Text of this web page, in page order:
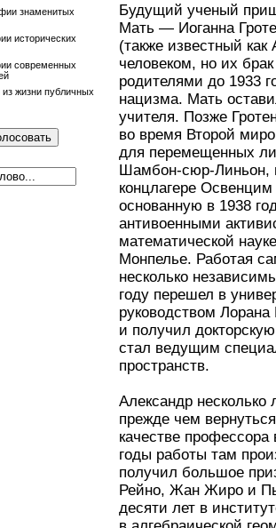
знаменитых
исторических
современных
жизни публичных
Будущий ученый
Мать — Иоганна
(также известный
человеком, но их
родителями до 1933
нацизма. Мать
учителя. Позже
во время Второй
для перемещенных
Шамбон-сюр-Линьон,
концлагере
основанную в 1938
антивоенными
математической
Монпелье. Работая
несколько
году перешел в
руководством
и получил
стал ведущим
пространств.
Александр
прежде чем
качестве профессора
годы работы там
получил большое
Рейно, Жан Жиро и
десяти лет в